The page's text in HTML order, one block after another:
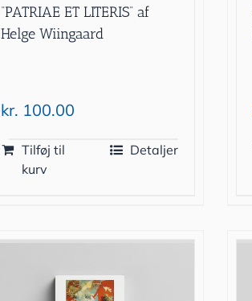
“PATRIAE ET LITERIS” af
Helge Wiingaard
kr. 100.00
Tilføj til
kurv
Detaljer